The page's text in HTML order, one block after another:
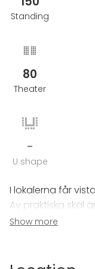
Välkomna!
Standing
80
Theater
-
U shape
I lokalerna får
Av praktiska skäl
gäster.
Show more